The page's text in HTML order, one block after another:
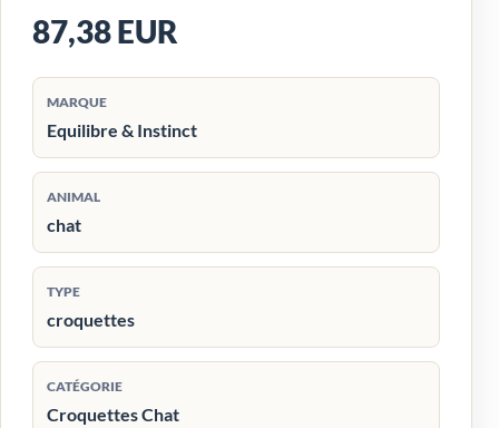
87,38 EUR
MARQUE
Equilibre & Instinct
ANIMAL
chat
TYPE
croquettes
CATÉGORIE
Croquettes Chat